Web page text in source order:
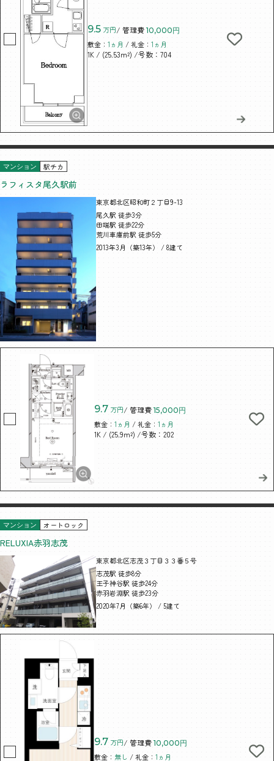
9.5 万円/ 管理費 10,000円
敷金：1ヵ月 / 礼金：1ヵ月
1K / (25.53m²) /号数：704
マンション 駅チカ
ラフィスタ尾久駅前
東京都北区昭和町２丁目9-13
尾久駅 徒歩3分
田端駅 徒歩22分
荒川車庫前駅 徒歩5分
2013年3月（築13年） / 8建て
9.7 万円/ 管理費 15,000円
敷金：1ヵ月 / 礼金：1ヵ月
1K / (25.9m²) /号数：202
マンション オートロック
RELUXIA赤羽志茂
東京都北区志茂３丁目３３番５号
志茂駅 徒歩8分
王子神谷駅 徒歩24分
赤羽岩淵駅 徒歩23分
2020年7月（築6年） / 5建て
9.7 万円/ 管理費 10,000円
敷金： 無し / 礼金：1ヵ月